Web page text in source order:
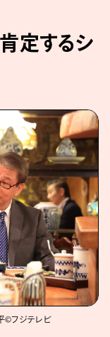
定するシ
©フジテレビ